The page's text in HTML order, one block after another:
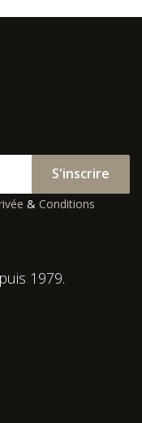
S'inscrire
& Conditions
1979.